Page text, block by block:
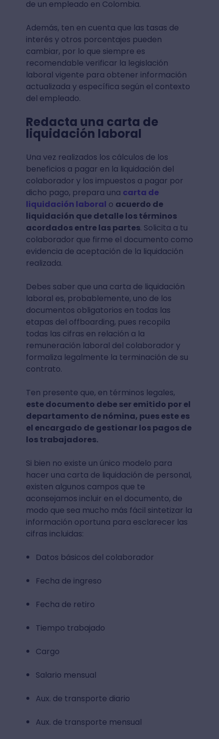
de un empleado en Colombia.
Además, ten en cuenta que las tasas de
interés y otros porcentajes pueden
cambiar, por lo que siempre es
recomendable verificar la legislación
laboral vigente para obtener información
actualizada y específica según el contexto
del empleado.
Redacta una carta de
liquidación laboral
Una vez realizados los cálculos de los
beneficios a pagar en la liquidación del
colaborador y los impuestos a pagar por
dicho pago, prepara una carta de
liquidación laboral o acuerdo de
liquidación que detalle los términos
acordados entre las partes. Solicita a tu
colaborador que firme el documento como
evidencia de aceptación de la liquidación
realizada.
Debes saber que una carta de liquidación
laboral es, probablemente, uno de los
documentos obligatorios en todas las
etapas del offboarding, pues recopila
todas las cifras en relación a la
remuneración laboral del colaborador y
formaliza legalmente la terminación de su
contrato.
Ten presente que, en términos legales,
este documento debe ser emitido por el
departamento de nómina, pues este es
el encargado de gestionar los pagos de
los trabajadores.
Si bien no existe un único modelo para
hacer una carta de liquidación de personal,
existen algunos campos que te
aconsejamos incluir en el documento, de
modo que sea mucho más fácil sintetizar la
información oportuna para esclarecer las
cifras incluidas:
Datos básicos del colaborador
Fecha de ingreso
Fecha de retiro
Tiempo trabajado
Cargo
Salario mensual
Aux. de transporte diario
Aux. de transporte mensual